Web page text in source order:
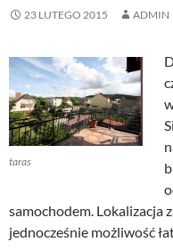
23 LUTEGO 2015 ADMIN
taras
samochodem. Lokalizacja
jednocześnie możliwość